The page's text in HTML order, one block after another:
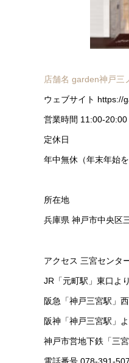
店舗名 garden神戸三
ウェブサイト https://
営業時間 11:00-20:00
定休日
年中無休（年末年始を
所在地
兵庫県 神戸市中央区
アクセス 三宮センタ
JR「元町駅」東口よ
阪急「神戸三宮駅」
阪神「神戸三宮駅」
神戸市営地下鉄「三
電話番号 078-391-